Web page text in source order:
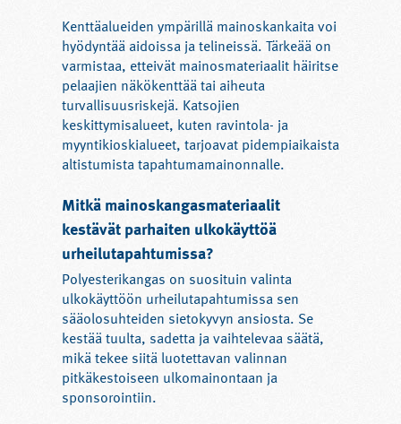
Kenttäalueiden ympärillä mainoskankaita voi
hyödyntää aidoissa ja telineissä. Tärkeää on
varmistaa, etteivät mainosmateriaalit häiritse
pelaajien näkökenttää tai aiheuta
turvallisuusriskejä. Katsojien
keskittymisalueet, kuten ravintola- ja
myyntikioskialueet, tarjoavat pidempiaikaista
altistumista tapahtumamainonnalle.
Mitkä mainoskangasmateriaalit
kestävät parhaiten ulkokäyttöä
urheilutapahtumissa?
Polyesterikangas on suosituin valinta
ulkokäyttöön urheilutapahtumissa sen
sääolosuhteiden sietokyvyn ansiosta. Se
kestää tuulta, sadetta ja vaihtelevaa säätä,
mikä tekee siitä luotettavan valinnan
pitkäkestoiseen ulkomainontaan ja
sponsorointiin.